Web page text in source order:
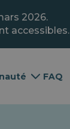
2026.
accessibles.
FAQ